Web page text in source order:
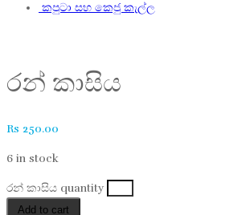
කපුටා සහ කෙජු කැල්ල​
රන් කාසිය
Rs 250.00
6 in stock
රන් කාසිය quantity
Add to cart